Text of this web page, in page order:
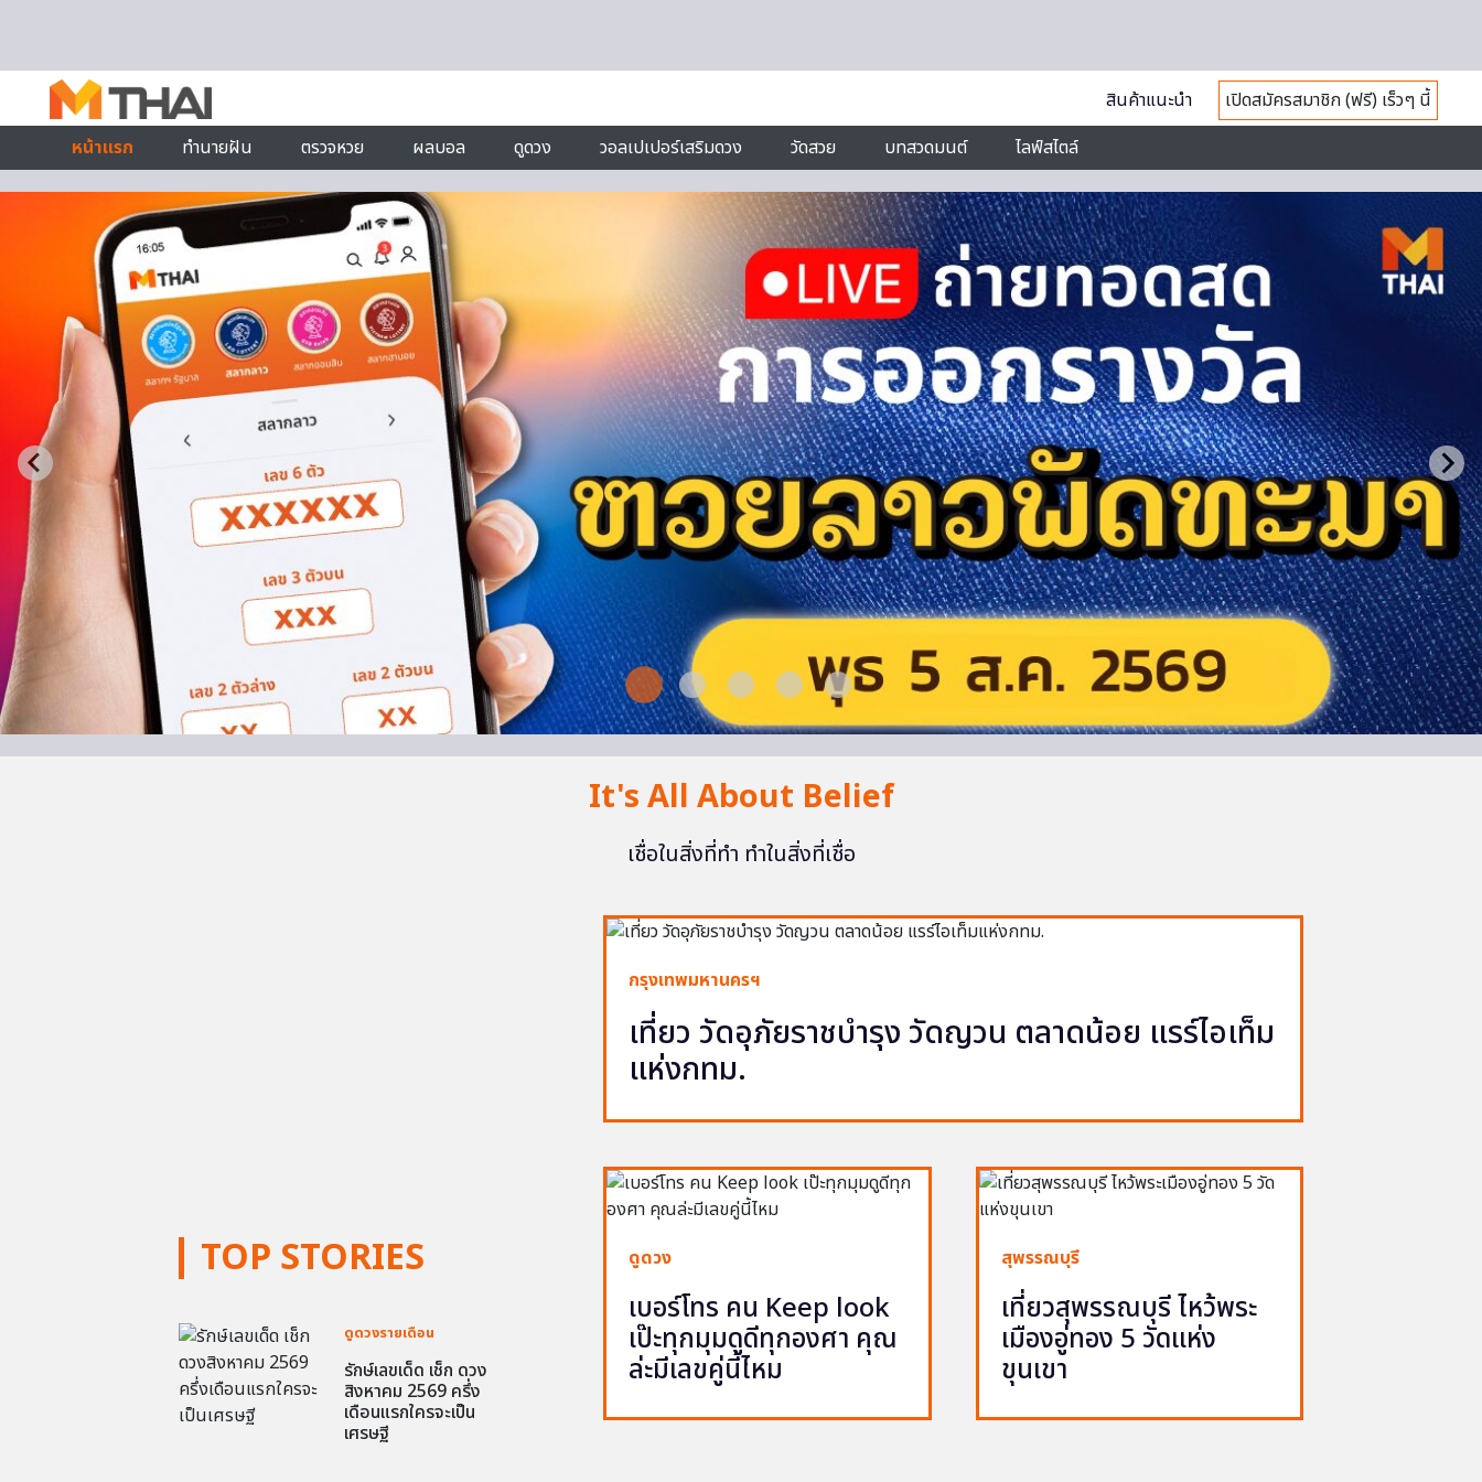
สินค้าแนะนำ
เปิดสมัครสมาชิก (ฟรี) เร็วๆ นี้
หน้าแรก
ทำนายฝัน ตรวจหวย ผลบอล ดูดวง วอลเปเปอร์เสริมดวง วัดสวย บทสวดมนต์ ไลฟ์สไตล์
It's All About Belief
เชื่อในสิ่งที่ทำ ทำในสิ่งที่เชื่อ
TOP STORIES
ดูดวงรายเดือน
รักษ์เลขเด็ด เช็ก ดวง
สิงหาคม 2569 ครึ่ง
เดือนแรกใครจะเป็น
เศรษฐี
กรุงเทพมหานครฯ
เที่ยว วัดอุภัยราชบำรุง วัดญวน ตลาดน้อย แรร์ไอเท็ม
แห่งกทม.
ดูดวง
เบอร์โทร คน Keep look
เป๊ะทุกมุมดูดีทุกองศา คุณ
ล่ะมีเลขคู่นี้ไหม
สุพรรณบุรี
เที่ยวสุพรรณบุรี ไหว้พระ
เมืองอู่ทอง 5 วัดแห่ง
ขุนเขา